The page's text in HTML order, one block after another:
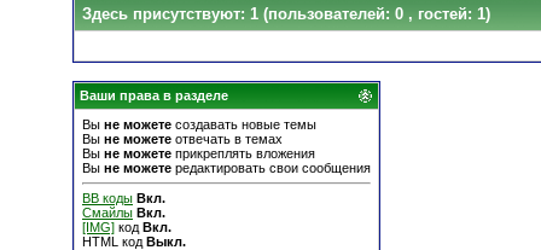
Здесь присутствуют: 1 (пользователей: 0 , гостей: 1)
Ваши права в разделе
Вы не можете создавать новые темы
Вы не можете отвечать в темах
Вы не можете прикреплять вложения
Вы не можете редактировать свои сообщения
BB коды Вкл.
Смайлы Вкл.
[IMG] код Вкл.
HTML код Выкл.